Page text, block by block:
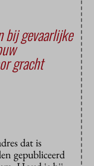
bij gevaarlijke
gracht
dat is
gepubliceerd